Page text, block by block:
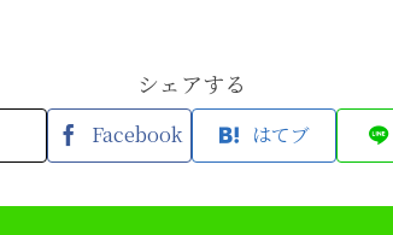
シェアする
Facebook はてブ